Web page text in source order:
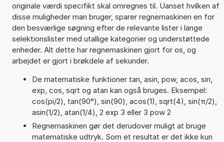
originale værdi specifikt skal omregnes til. Uanset hvilken af
disse muligheder man bruger, sparer regnemaskinen en for
den besværlige søgning efter de relevante lister i lange
selektionslister med utallige kategorier og understøttede
enheder. Alt dette har regnemaskinen gjort for os, og
arbejdet er gjort i brøkdele af sekunder.
De matematiske funktioner tan, asin, pow, acos, sin,
exp, cos, sqrt og atan kan også bruges. Eksempel:
cos(pi/2), tan(90°), sin(90), acos(1), sqrt(4), sin(π/2),
asin(1/2), atan(1/4), 2 exp 3 eller 3 pow 2
Regnemaskinen gør det derudover muligt at bruge
matematiske udtryk. Som et resultat er det ikke kun